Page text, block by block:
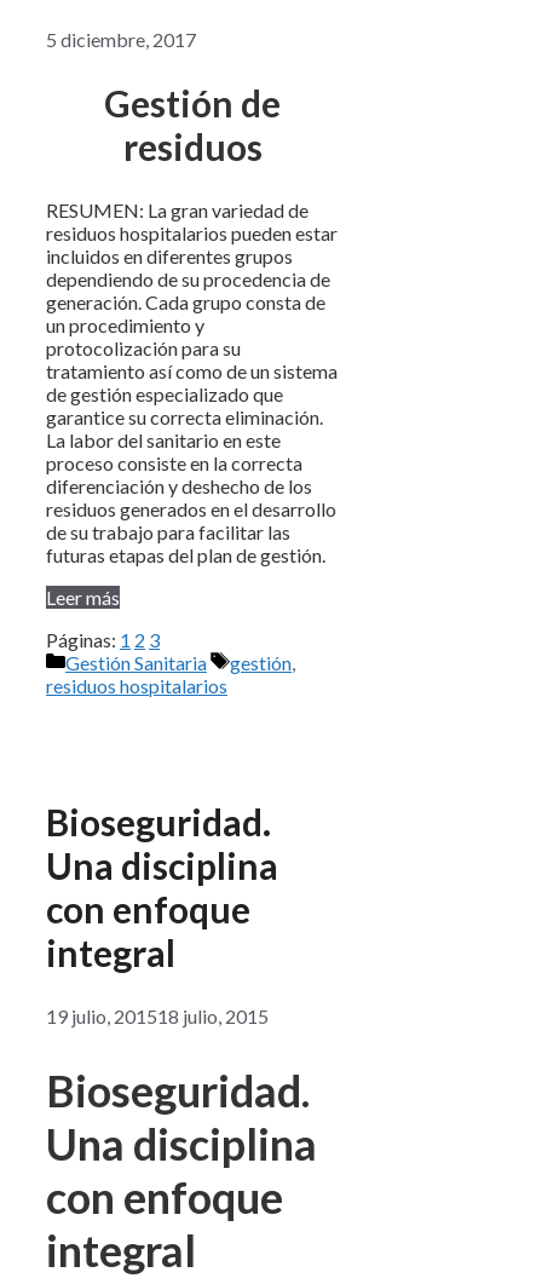
5 diciembre, 2017
Gestión de
residuos
RESUMEN: La gran variedad de
residuos hospitalarios pueden estar
incluidos en diferentes grupos
dependiendo de su procedencia de
generación. Cada grupo consta de
un procedimiento y
protocolización para su
tratamiento así como de un sistema
de gestión especializado que
garantice su correcta eliminación.
La labor del sanitario en este
proceso consiste en la correcta
diferenciación y deshecho de los
residuos generados en el desarrollo
de su trabajo para facilitar las
futuras etapas del plan de gestión.
Leer más
Páginas: 1 2 3
Categorías
Gestión Sanitaria Etiquetas
gestión,
residuos hospitalarios
Bioseguridad.
Una disciplina
con enfoque
integral
19 julio, 201518 julio, 2015
Bioseguridad.
Una disciplina
con enfoque
integral